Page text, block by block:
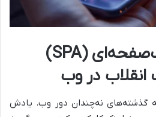
وب‌اپلیکیشن تک‌صفحه‌ای (SPA)
در وب
گذشته‌های نه‌چندان دور وب. یادش